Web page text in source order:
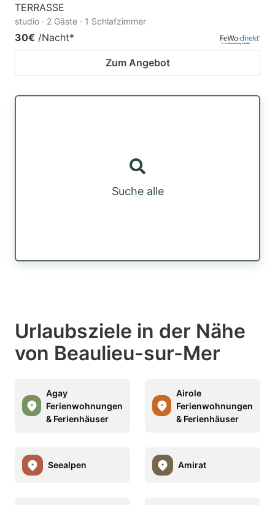
TERRASSE
studio · 2 Gäste · 1 Schlafzimmer
30€ /Nacht*
Zum Angebot
Suche alle
Urlaubsziele in der Nähe
von Beaulieu-sur-Mer
Agay
Ferienwohnungen
& Ferienhäuser
Airole
Ferienwohnungen
& Ferienhäuser
Seealpen Amirat